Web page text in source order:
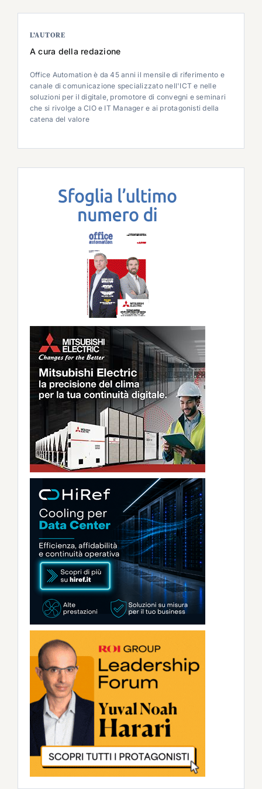
L’AUTORE
A cura della redazione
Office Automation è da 45 anni il mensile di riferimento e
canale di comunicazione specializzato nell'ICT e nelle
soluzioni per il digitale, promotore di convegni e seminari
che si rivolge a CIO e IT Manager e ai protagonisti della
catena del valore